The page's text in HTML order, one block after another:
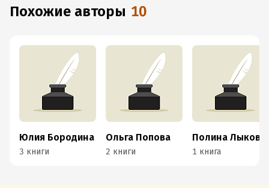
Похожие авторы 10
Юлия Бородина
3 книги
Ольга Попова
2 книги
Полина Лыкова
1 книга